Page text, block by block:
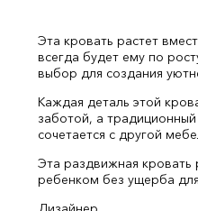
Эта кровать растет
всегда будет ему по
выбор для создания
Каждая деталь этой
заботой, а
сочетается с другой
Эта раздвижная кровать
ребенком без ущерба